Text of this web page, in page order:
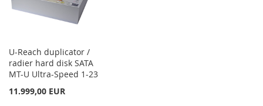
U-Reach duplicator /
radier hard disk SATA
MT-U Ultra-Speed 1-23
11.999,00 EUR